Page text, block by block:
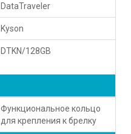
DataTraveler
Kyson
DTKN/128GB
Функциональное кольцо
для крепления к брелку